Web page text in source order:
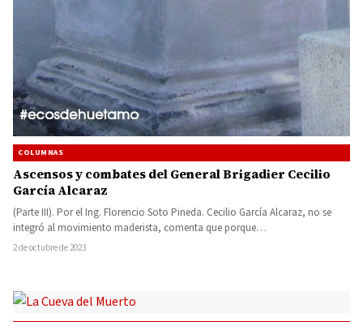
COLUMNAS
Ascensos y combates del General Brigadier Cecilio
García Alcaraz
(Parte III). Por el Ing. Florencio Soto Pineda. Cecilio García Alcaraz, no se
integró al movimiento maderista, comenta que porque…
2 de octubre de 2023